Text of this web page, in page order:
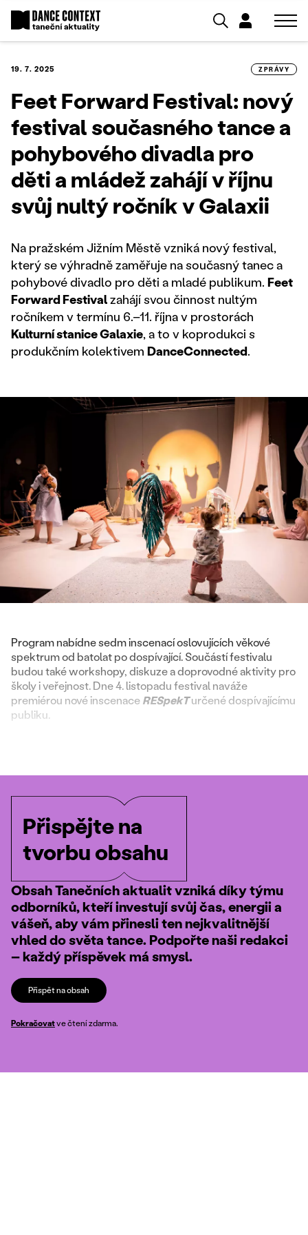
19. 7. 2025 ZPRÁVY
Feet Forward Festival: nový
festival současného tance a
pohybového divadla pro
děti a mládež zahájí v říjnu
svůj nultý ročník v Galaxii
Na pražském Jižním Městě vzniká nový festival,
který se výhradně zaměřuje na současný tanec a
pohybové divadlo pro děti a mladé publikum. Feet
Forward Festivalzahájí svou činnost nultým
ročníkem v termínu 6.–11. října v prostorách
Kulturní stanice Galaxie, a to v koprodukci s
produkčním kolektivem DanceConnected.
Program nabídne sedm inscenací oslovujících věkové
spektrum od batolat po dospívající. Součástí festivalu
budou také workshopy, diskuze a doprovodné aktivity pro
školy i veřejnost. Dne 4. listopadu festival naváže
premiérou nové inscenaceRESpekTurčené dospívajícímu
publiku.
Přispějte na
tvorbu obsahu
Obsah Tanečních aktualit vzniká díky týmu
odborníků, kteří investují svůj čas, energii a
vášeň, aby vám přinesli ten nejkvalitnější
vhled do světa tance. Podpořte naši redakci
– každý příspěvek má smysl.
Přispět na obsah
Pokračovatve čtení zdarma.